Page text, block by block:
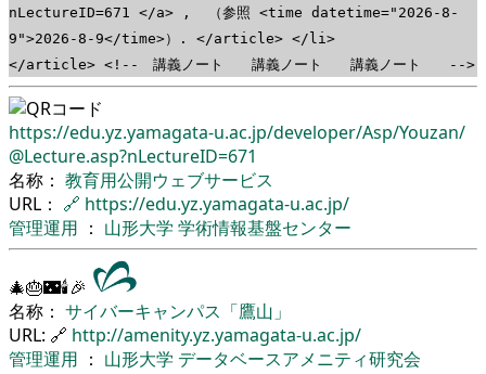
nLectureID=671 </a> , （参照 <time datetime="2026-8-
9">2026-8-9</time>）. </article> </li>
</article> <!-- 講義ノート 講義ノート 講義ノート -->
https://edu.yz.yamagata-u.ac.jp/developer/Asp/Youzan/
@Lecture.asp?nLectureID=671
名称： 教育用公開ウェブサービス
URL： 🔗 https://edu.yz.yamagata-u.ac.jp/
管理運用 ： 山形大学 学術情報基盤センター
🎄🎂🌃🕯🎉
名称： サイバーキャンパス「鷹山」
URL: 🔗 http://amenity.yz.yamagata-u.ac.jp/
管理運用 ： 山形大学 データベースアメニティ研究会